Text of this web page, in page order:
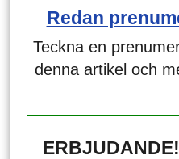
Redan
Teckna en
denna artikel och
ERBJUDANDE!